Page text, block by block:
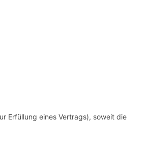
Erfüllung eines Vertrags), soweit die